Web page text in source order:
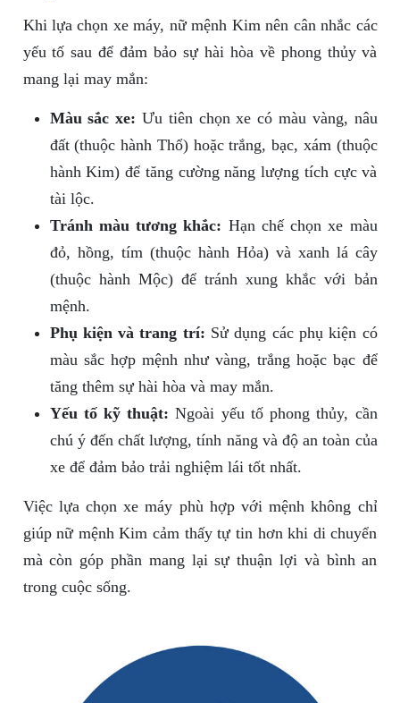
Khi lựa chọn xe máy, nữ mệnh Kim nên cân nhắc các
yếu tố sau để đảm bảo sự hài hòa về phong thủy và
mang lại may mắn:
Màu sắc xe: Ưu tiên chọn xe có màu vàng, nâu
đất (thuộc hành Thổ) hoặc trắng, bạc, xám (thuộc
hành Kim) để tăng cường năng lượng tích cực và
tài lộc.
Tránh màu tương khắc: Hạn chế chọn xe màu
đỏ, hồng, tím (thuộc hành Hỏa) và xanh lá cây
(thuộc hành Mộc) để tránh xung khắc với bản
mệnh.
Phụ kiện và trang trí: Sử dụng các phụ kiện có
màu sắc hợp mệnh như vàng, trắng hoặc bạc để
tăng thêm sự hài hòa và may mắn.
Yếu tố kỹ thuật: Ngoài yếu tố phong thủy, cần
chú ý đến chất lượng, tính năng và độ an toàn của
xe để đảm bảo trải nghiệm lái tốt nhất.
Việc lựa chọn xe máy phù hợp với mệnh không chỉ
giúp nữ mệnh Kim cảm thấy tự tin hơn khi di chuyển
mà còn góp phần mang lại sự thuận lợi và bình an
trong cuộc sống.